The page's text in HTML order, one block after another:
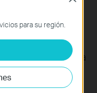
del router.y
WPS para crear la
lleva el
donde
para su región.
el funcionamiento
en tu sistema.
analizar tus
el fin de mejorar y